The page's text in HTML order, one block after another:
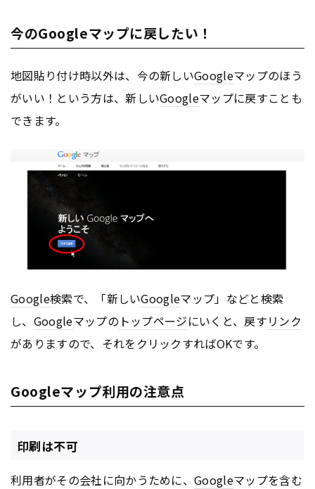
今のGoogleマップに戻したい！
地図貼り付け時以外は、今の新しいGoogleマップのほう
がいい！という方は、新しいGoogleマップに戻すことも
できます。
Google検索で、「新しいGoogleマップ」などと検索
し、 Googleマップの トップページにいくと、戻すリンク
がありますので、それをクリックすればOKです。
Googleマップ利用の注意点
印刷は不可
利用者がその会社に向かうために、Googleマップを含む